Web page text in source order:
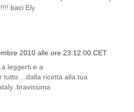
baci Ely
2010 alle ore 23:12:00 CET
leggerti.e a
tutto....dalla ricetta alla tua